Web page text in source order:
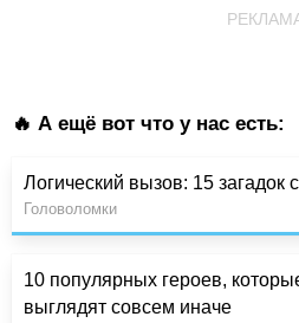
🔥 А ещё вот что у нас есть:
Логический вызов: 15 загадок
Головоломки
10 популярных героев,
выглядят совсем иначе